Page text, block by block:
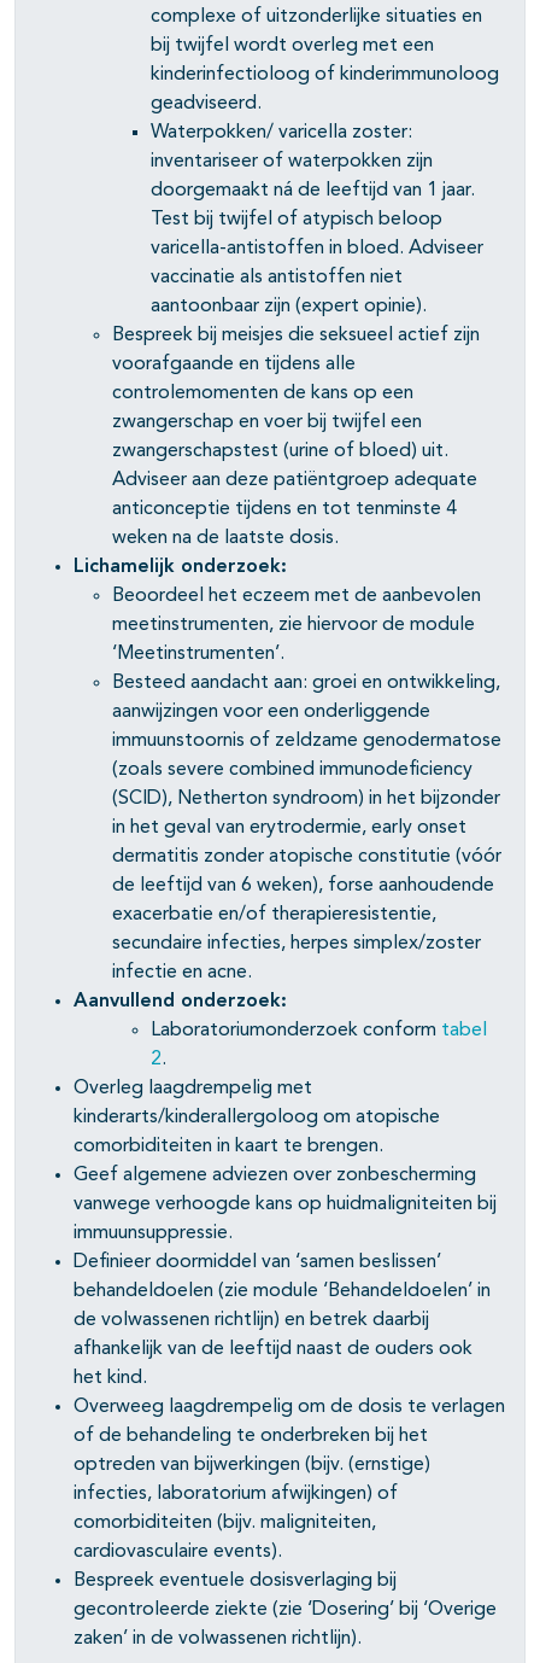
complexe of uitzonderlijke situaties en
bij twijfel wordt overleg met een
kinderinfectioloog of kinderimmunoloog
geadviseerd.
Waterpokken/ varicella zoster:
inventariseer of waterpokken zijn
doorgemaakt ná de leeftijd van 1 jaar.
Test bij twijfel of atypisch beloop
varicella-antistoffen in bloed. Adviseer
vaccinatie als antistoffen niet
aantoonbaar zijn (expert opinie).
Bespreek bij meisjes die seksueel actief zijn
voorafgaande en tijdens alle
controlemomenten de kans op een
zwangerschap en voer bij twijfel een
zwangerschapstest (urine of bloed) uit.
Adviseer aan deze patiëntgroep adequate
anticonceptie tijdens en tot tenminste 4
weken na de laatste dosis.
Lichamelijk onderzoek:
Beoordeel het eczeem met de aanbevolen
meetinstrumenten, zie hiervoor de module
‘Meetinstrumenten’.
Besteed aandacht aan: groei en ontwikkeling,
aanwijzingen voor een onderliggende
immuunstoornis of zeldzame genodermatose
(zoals severe combined immunodeficiency
(SCID), Netherton syndroom) in het bijzonder
in het geval van erytrodermie, early onset
dermatitis zonder atopische constitutie (vóór
de leeftijd van 6 weken), forse aanhoudende
exacerbatie en/of therapieresistentie,
secundaire infecties, herpes simplex/zoster
infectie en acne.
Aanvullend onderzoek:
Laboratoriumonderzoek conform tabel
2.
Overleg laagdrempelig met
kinderarts/kinderallergoloog om atopische
comorbiditeiten in kaart te brengen.
Geef algemene adviezen over zonbescherming
vanwege verhoogde kans op huidmaligniteiten bij
immuunsuppressie.
Definieer doormiddel van ‘samen beslissen’
behandeldoelen (zie module ‘Behandeldoelen’ in
de volwassenen richtlijn) en betrek daarbij
afhankelijk van de leeftijd naast de ouders ook
het kind.
Overweeg laagdrempelig om de dosis te verlagen
of de behandeling te onderbreken bij het
optreden van bijwerkingen (bijv. (ernstige)
infecties, laboratorium afwijkingen) of
comorbiditeiten (bijv. maligniteiten,
cardiovasculaire events).
Bespreek eventuele dosisverlaging bij
gecontroleerde ziekte (zie ‘Dosering’ bij ‘Overige
zaken’ in de volwassenen richtlijn).